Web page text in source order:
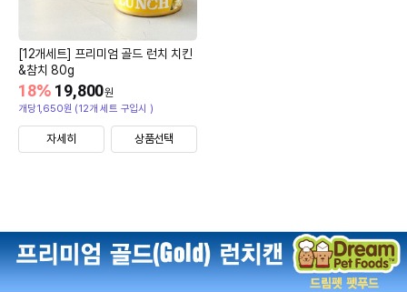
[12개세트] 프리미엄 골드 런치 치킨
&참치 80g
19,800원
18%
개당1,650원 (12개 세트 구입시 )
자세히 상품선택